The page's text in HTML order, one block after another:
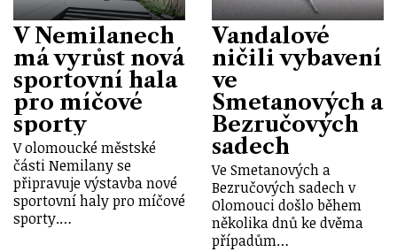
V Nemilanech
má vyrůst nová
sportovní hala
pro míčové
sporty
V olomoucké městské
části Nemilany se
připravuje výstavba nové
sportovní haly pro míčové
sporty.…
Vandalové
ničili vybavení
ve
Smetanových a
Bezručových
sadech
Ve Smetanových a
Bezručových sadech v
Olomouci došlo během
několika dnů ke dvěma
případům…